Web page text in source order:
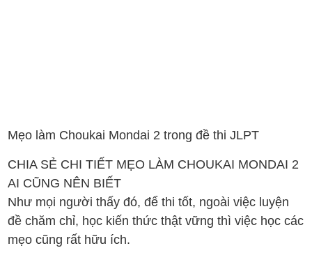
Mẹo làm Choukai Mondai 2 trong đề thi JLPT
CHIA SẺ CHI TIẾT MẸO LÀM CHOUKAI MONDAI 2
AI CŨNG NÊN BIẾT
Như mọi người thấy đó, để thi tốt, ngoài việc luyện
đề chăm chỉ, học kiến thức thật vững thì việc học các
mẹo cũng rất hữu ích.